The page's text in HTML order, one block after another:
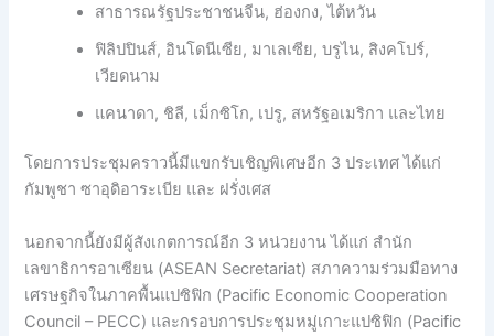
สาธารณรัฐประชาชนจีน, ฮ่องกง, ไต้หวัน
ฟิลิปปินส์, อินโดนีเซีย, มาเลเซีย, บรูไน, สิงคโปร์,
เวียดนาม
แคนาดา, ชิลี, เม็กซิโก, เปรู, สหรัฐอเมริกา และไทย
โดยการประชุมคราวนี้มีแขกรับเชิญพิเศษอีก 3 ประเทศ ได้แก่
กัมพูชา ซาอุดิอาระเบีย และ ฝรั่งเศส
นอกจากนี้ยังมีผู้สังเกตการณ์อีก 3 หน่วยงาน ได้แก่ สำนัก
เลขาธิการอาเซียน (ASEAN Secretariat) สภาความร่วมมือทาง
เศรษฐกิจในภาคพื้นแปซิฟิก (Pacific Economic Cooperation
Council – PECC) และกรอบการประชุมหมู่เกาะแปซิฟิก (Pacific